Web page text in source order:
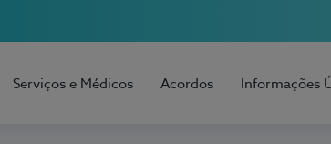
Serviços e Médicos Acordos Informações